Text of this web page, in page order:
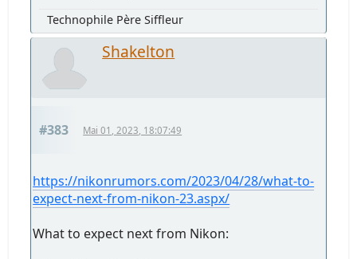
Technophile Père Siffleur
Shakelton
#383 Mai 01, 2023, 18:07:49
https://nikonrumors.com/2023/04/28/what-to-
expect-next-from-nikon-23.aspx/
What to expect next from Nikon: